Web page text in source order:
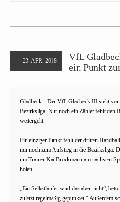
23. APR. 2018
VfL
ein Punkt
Gladbeck.
Der VfL Gladbeck III steht vor
Bezirksliga. Nur noch ein Zähler fehlt den
weitergeht.
Ein einziger Punkt fehlt der dritten
nur noch zum Aufstieg in die Bezirksliga.
um Trainer Kai Brockmann am nächsten
holen.
„Ein Selbstläufer wird das aber nicht“,
zuletzt regelmäßig gepunktet.“ Außerdem